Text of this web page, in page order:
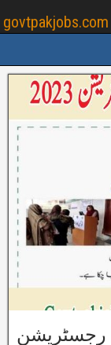
govtpakjobs.com
رجسٹریشن